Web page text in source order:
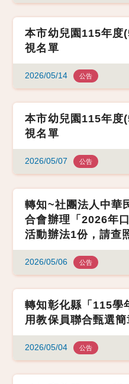
本市幼兒園115年
視名單
2026/05/14 公告
本市幼兒園115年
視名單
2026/05/07 公告
轉知~社團法人中華
合會辦理「2026年
活動辦法1份，請查
2026/05/06 公告
轉知彰化縣「115學
用教保員聯合甄選簡
2026/05/04 公告